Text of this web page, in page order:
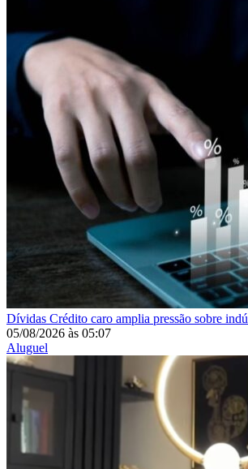
Dívidas Crédito caro amplia pressão sobre
05/08/2026 às 05:07
Aluguel